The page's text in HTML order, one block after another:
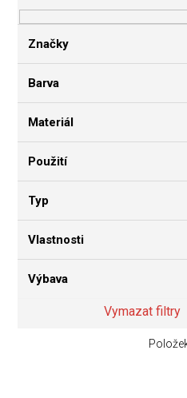
a
n
í
a
Značky
Barva
Materiál
Použití
Typ
Vlastnosti
Výbava
Vymazat filtry